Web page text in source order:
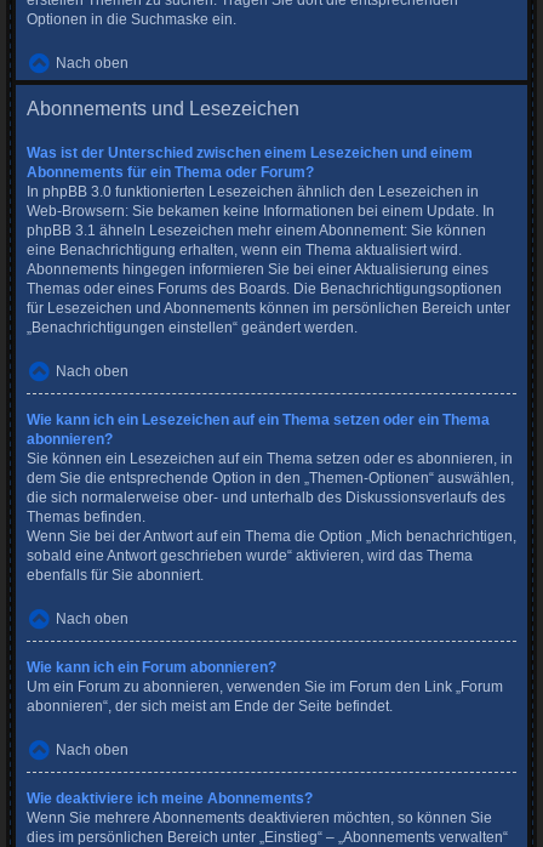
Optionen in die Suchmaske ein.
Nach oben
Abonnements und Lesezeichen
Was ist der Unterschied zwischen einem Lesezeichen und einem
Abonnements für ein Thema oder Forum?
In phpBB 3.0 funktionierten Lesezeichen ähnlich den Lesezeichen in
Web-Browsern: Sie bekamen keine Informationen bei einem Update. In
phpBB 3.1 ähneln Lesezeichen mehr einem Abonnement: Sie können
eine Benachrichtigung erhalten, wenn ein Thema aktualisiert wird.
Abonnements hingegen informieren Sie bei einer Aktualisierung eines
Themas oder eines Forums des Boards. Die Benachrichtigungsoptionen
für Lesezeichen und Abonnements können im persönlichen Bereich unter
„Benachrichtigungen einstellen“ geändert werden.
Nach oben
Wie kann ich ein Lesezeichen auf ein Thema setzen oder ein Thema
abonnieren?
Sie können ein Lesezeichen auf ein Thema setzen oder es abonnieren, in
dem Sie die entsprechende Option in den „Themen-Optionen“ auswählen,
die sich normalerweise ober- und unterhalb des Diskussionsverlaufs des
Themas befinden.
Wenn Sie bei der Antwort auf ein Thema die Option „Mich benachrichtigen,
sobald eine Antwort geschrieben wurde“ aktivieren, wird das Thema
ebenfalls für Sie abonniert.
Nach oben
Wie kann ich ein Forum abonnieren?
Um ein Forum zu abonnieren, verwenden Sie im Forum den Link „Forum
abonnieren“, der sich meist am Ende der Seite befindet.
Nach oben
Wie deaktiviere ich meine Abonnements?
Wenn Sie mehrere Abonnements deaktivieren möchten, so können Sie
dies im persönlichen Bereich unter „Einstieg“ – „Abonnements verwalten“